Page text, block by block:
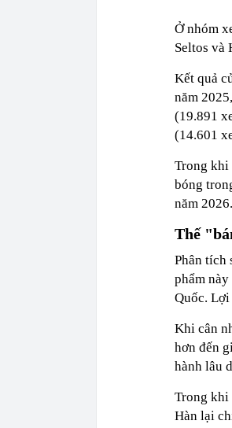
Ở nhóm
Seltos và
Kết quả
năm
(19.891
(14.601
Trong khi
bóng
năm 2026.
Thế
Phân tích
phẩm
Quốc. Lợi
Khi cân
hơn đến
hành lâu
Trong khi
Hàn lại